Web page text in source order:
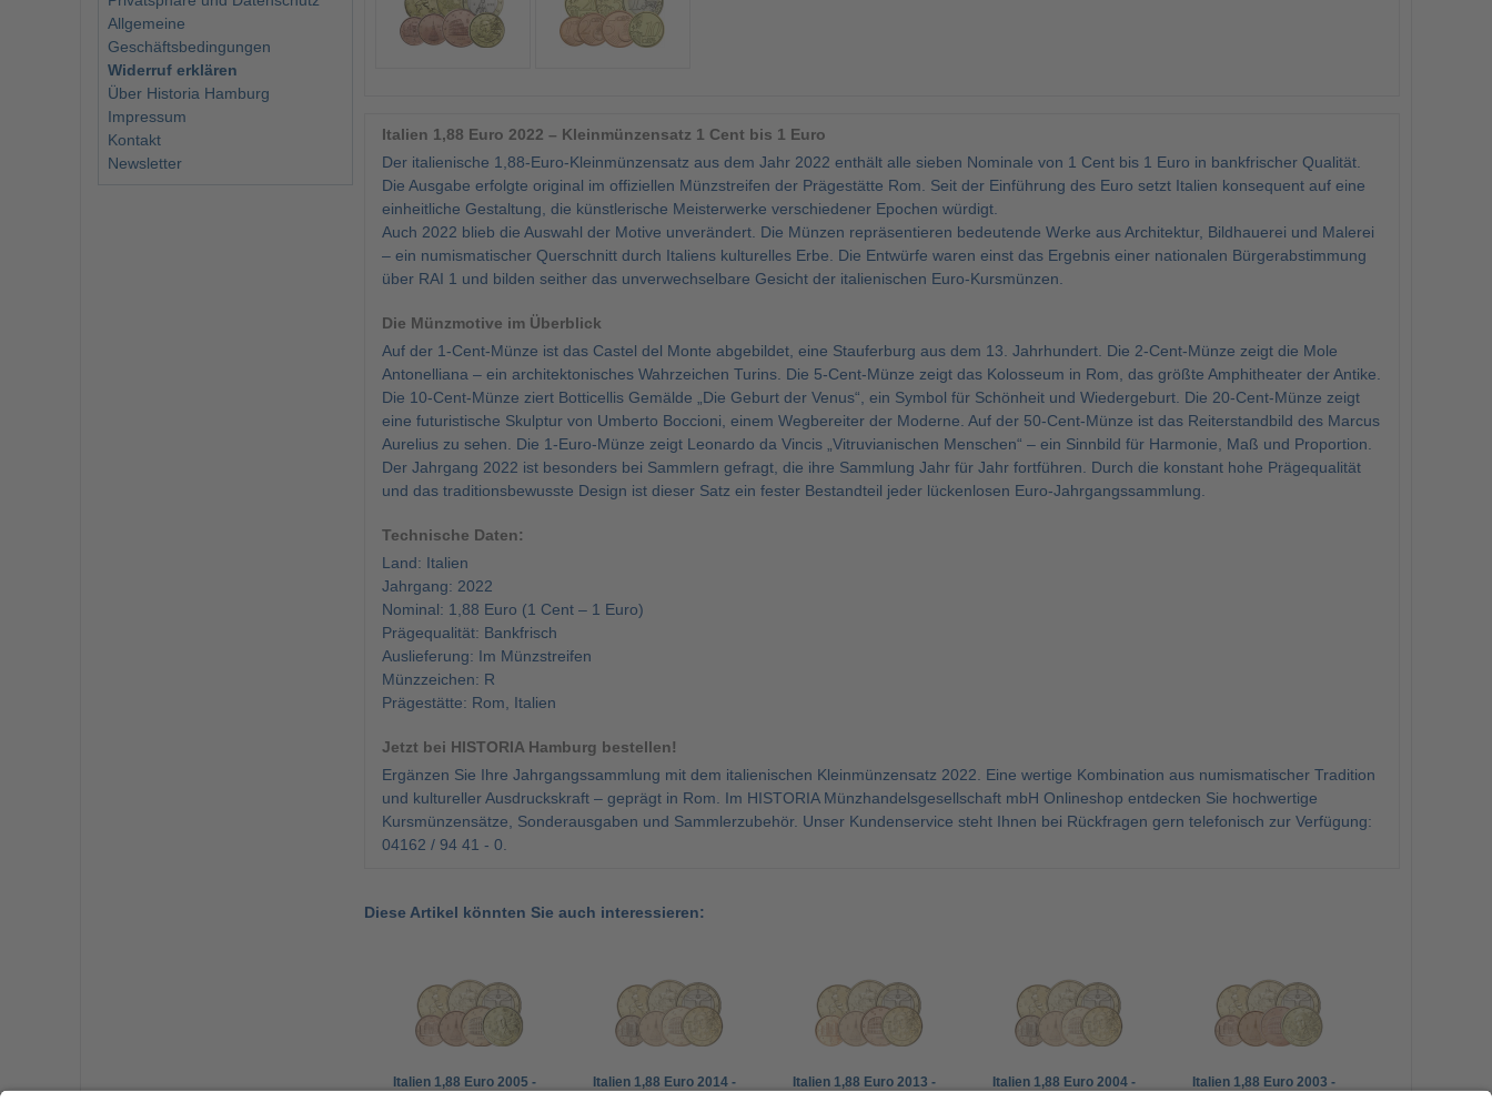
Italien 1,88 Euro 2022 – Kleinmünzensatz 1 Cent bis 1 Euro
Der italienische 1,88-Euro-Kleinmünzensatz aus dem Jahr 2022 enthält alle sieben Nominale von 1 Cent bis 1 Euro in bankfrischer Qualität.
Die Ausgabe erfolgte original im offiziellen Münzstreifen der Prägestätte Rom. Seit der Einführung des Euro setzt Italien konsequent auf eine
einheitliche Gestaltung, die künstlerische Meisterwerke verschiedener Epochen würdigt.
Auch 2022 blieb die Auswahl der Motive unverändert. Die Münzen repräsentieren bedeutende Werke aus Architektur, Bildhauerei und Malerei
– ein numismatischer Querschnitt durch Italiens kulturelles Erbe. Die Entwürfe waren einst das Ergebnis einer nationalen Bürgerabstimmung
über RAI 1 und bilden seither das unverwechselbare Gesicht der italienischen Euro-Kursmünzen.
Die Münzmotive im Überblick
Auf der 1-Cent-Münze ist das Castel del Monte abgebildet, eine Stauferburg aus dem 13. Jahrhundert. Die 2-Cent-Münze zeigt die Mole
Antonelliana – ein architektonisches Wahrzeichen Turins. Die 5-Cent-Münze zeigt das Kolosseum in Rom, das größte Amphitheater der Antike.
Die 10-Cent-Münze ziert Botticellis Gemälde „Die Geburt der Venus“, ein Symbol für Schönheit und Wiedergeburt. Die 20-Cent-Münze zeigt
eine futuristische Skulptur von Umberto Boccioni, einem Wegbereiter der Moderne. Auf der 50-Cent-Münze ist das Reiterstandbild des Marcus
Aurelius zu sehen. Die 1-Euro-Münze zeigt Leonardo da Vincis „Vitruvianischen Menschen“ – ein Sinnbild für Harmonie, Maß und Proportion.
Der Jahrgang 2022 ist besonders bei Sammlern gefragt, die ihre Sammlung Jahr für Jahr fortführen. Durch die konstant hohe Prägequalität
und das traditionsbewusste Design ist dieser Satz ein fester Bestandteil jeder lückenlosen Euro-Jahrgangssammlung.
Technische Daten:
Land: Italien
Jahrgang: 2022
Nominal: 1,88 Euro (1 Cent – 1 Euro)
Prägequalität: Bankfrisch
Auslieferung: Im Münzstreifen
Münzzeichen: R
Prägestätte: Rom, Italien
Jetzt bei HISTORIA Hamburg bestellen!
Ergänzen Sie Ihre Jahrgangssammlung mit dem italienischen Kleinmünzensatz 2022. Eine wertige Kombination aus numismatischer Tradition
und kultureller Ausdruckskraft – geprägt in Rom. Im HISTORIA Münzhandelsgesellschaft mbH Onlineshop entdecken Sie hochwertige
Kursmünzensätze, Sonderausgaben und Sammlerzubehör. Unser Kundenservice steht Ihnen bei Rückfragen gern telefonisch zur Verfügung:
04162 / 94 41 - 0.
Diese Artikel könnten Sie auch interessieren:
Italien 1,88 Euro 2005 -
Italien 1,88 Euro 2014 -
Italien 1,88 Euro 2013 -
Italien 1,88 Euro 2004 -
Italien 1,88 Euro 2003 -
Allgemeine
Geschäftsbedingungen
Widerruf erklären
Über Historia Hamburg
Impressum
Kontakt
Newsletter